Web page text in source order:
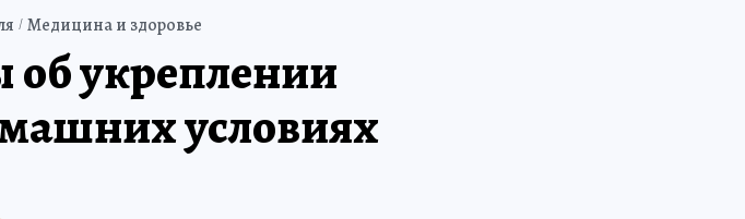
Медицина и здоровье
укреплении
условиях